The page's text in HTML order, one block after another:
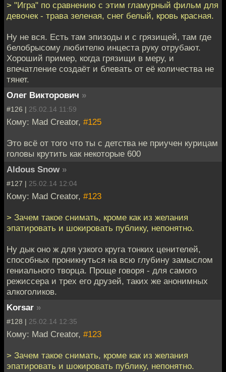
> "Игра" по сравнению с этим гламурный фильм для
девочек - трава зеленая, снег белый, кровь красная.
Ну не вся. Есть там эпизоды и с грязищей, там где
белобрысому любителю инцеста руку отрубают.
Хороший пример, когда грязищи в меру, и
впечатление создаёт и блевать от её количества не
тянет.
Олег Викторович »
#126 | 25.02.14 11:59
Кому: Mad Creator, #125
Это всё от того что ты с детства не приучен курицам
головы крутить как некоторые 600
Aldous Snow »
#127 | 25.02.14 12:04
Кому: Mad Creator, #123
> Зачем такое снимать, кроме как из желания
эпатировать и шокировать публику, непонятно.
Ну дык оно ж для узкого круга тонких ценителей,
способных проникнуться на всю глубину замыслом
гениального творца. Проще говоря - для самого
режиссера и трех его друзей, таких же анонимных
алкоголиков.
Korsar »
#128 | 25.02.14 12:35
Кому: Mad Creator, #123
> Зачем такое снимать, кроме как из желания
эпатировать и шокировать публику, непонятно.